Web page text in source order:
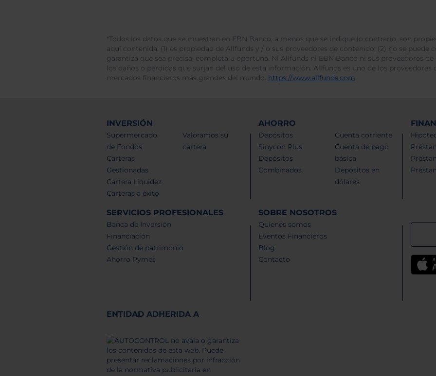
*Todos los datos que se muestran en EBN Banco, a menos que se indique lo contrario, son
aquí contenida: (1) es propiedad de Allfunds y / o sus proveedores de contenido; (2) no se puede
garantiza que sea precisa, completa u oportuna. Ni Allfunds ni EBN Banco ni sus proveedores
los daños o pérdidas que surjan del uso de esta información. Allfunds es uno de los proveedores
mercados financieros más grandes del mundo. https://www.allfunds.com.
INVERSIÓN
Supermercado
de Fondos
Carteras
Gestionadas
Cartera Liquidez
Carteras a éxito
Valoramos su
cartera
AHORRO
Depósitos
Sinycon Plus
Depósitos
Combinados
Cuenta corriente
Cuenta de pago
básica
Depósitos en
dólares
SERVICIOS PROFESIONALES
Banca de Inversión
Financiación
Gestión de patrimonio
Ahorro Pymes
SOBRE NOSOTROS
Quienes somos
Eventos Financieros
Blog
Contacto
ENTIDAD ADHERIDA A